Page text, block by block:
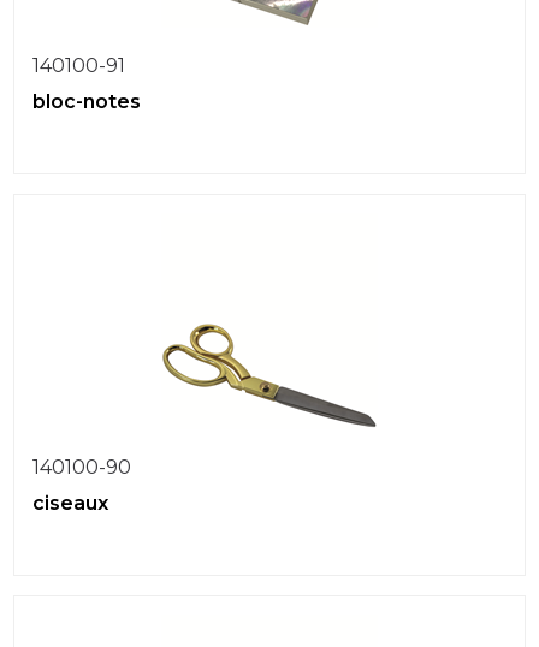
140100-91
bloc-notes
140100-90
ciseaux